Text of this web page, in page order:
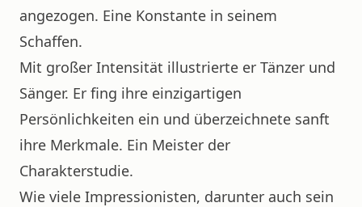
angezogen. Eine Konstante in seinem
Schaffen.
Mit großer Intensität illustrierte er Tänzer und
Sänger. Er fing ihre einzigartigen
Persönlichkeiten ein und überzeichnete sanft
ihre Merkmale. Ein Meister der
Charakterstudie.
Wie viele Impressionisten, darunter auch sein